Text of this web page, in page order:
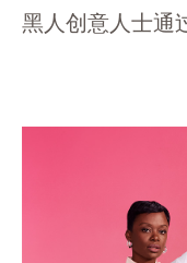
黑人创意人士通